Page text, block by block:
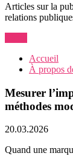
Articles sur la
relations
Accueil
À propos
Mesurer
méthodes
20.03.2026
Quand une